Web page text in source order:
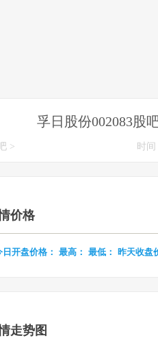
孚日股份002083股
> 时间
价格
日开盘价格： 最高： 最低： 昨天收盘
走势图